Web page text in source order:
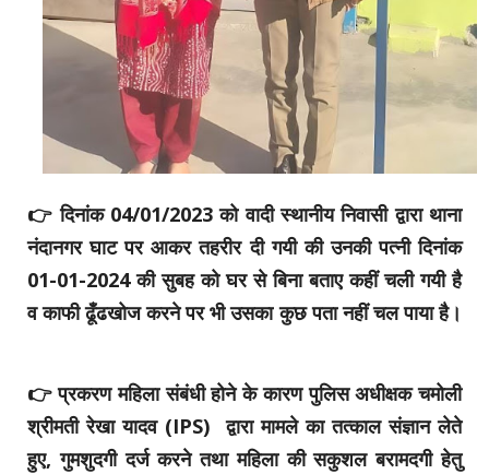
👉 दिनांक 04/01/2023 को वादी स्थानीय निवासी द्वारा थाना
नंदानगर घाट पर आकर तहरीर दी गयी की उनकी पत्नी दिनांक
01-01-2024 की सुबह को घर से बिना बताए कहीं चली गयी है
व काफी ढूँढखोज करने पर भी उसका कुछ पता नहीं चल पाया है।
👉 प्रकरण महिला संबंधी होने के कारण पुलिस अधीक्षक चमोली
श्रीमती रेखा यादव (IPS) द्वारा मामले का तत्काल संज्ञान लेते
हुए, गुमशुदगी दर्ज करने तथा महिला की सकुशल बरामदगी हेतु